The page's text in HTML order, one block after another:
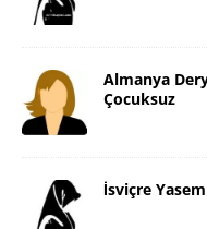
Almanya
Çocuksuz
İsviçre